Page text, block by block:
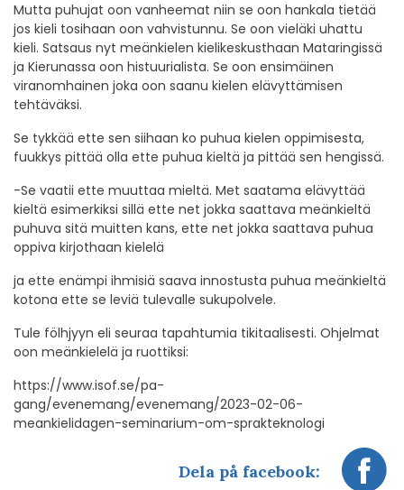
Mutta puhujat oon vanheemat niin se oon hankala tietää
jos kieli tosihaan oon vahvistunnu. Se oon vieläki uhattu
kieli. Satsaus nyt meänkielen kielikeskusthaan Mataringissä
ja Kierunassa oon histuurialista. Se oon ensimäinen
viranomhainen joka oon saanu kielen elävyttämisen
tehtäväksi.
Se tykkää ette sen siihaan ko puhua kielen oppimisesta,
fuukkys pittää olla ette puhua kieltä ja pittää sen hengissä.
-Se vaatii ette muuttaa mieltä. Met saatama elävyttää
kieltä esimerkiksi sillä ette net jokka saattava meänkieltä
puhuva sitä muitten kans, ette net jokka saattava puhua
oppiva kirjothaan kielelä
ja ette enämpi ihmisiä saava innostusta puhua meänkieltä
kotona ette se leviä tulevalle sukupolvele.
Tule fölhjyyn eli seuraa tapahtumia tikitaalisesti. Ohjelmat
oon meänkielelä ja ruottiksi:
https://www.isof.se/pa-
gang/evenemang/evenemang/2023-02-06-
meankielidagen-seminarium-om-sprakteknologi
Dela på facebook: